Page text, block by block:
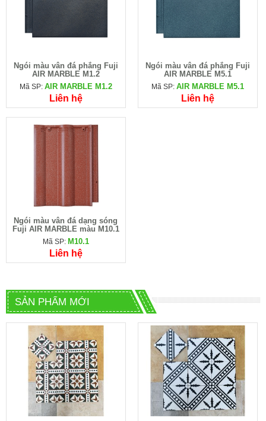
Ngói màu vân đá phẳng Fuji
AIR MARBLE M1.2
Mã SP: AIR MARBLE M1.2
Liên hệ
Ngói màu vân đá phẳng Fuji
AIR MARBLE M5.1
Mã SP: AIR MARBLE M5.1
Liên hệ
Ngói màu vân đá dạng sóng
Fuji AIR MARBLE màu M10.1
Mã SP: M10.1
Liên hệ
SẢN PHẨM MỚI